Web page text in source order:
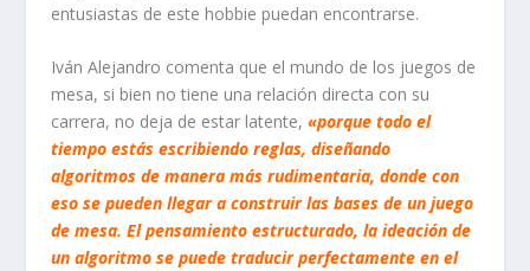
entusiastas de este hobbie puedan encontrarse.
Iván Alejandro comenta que el mundo de los juegos de
mesa, si bien no tiene una relación directa con su
carrera, no deja de estar latente, «porque todo el
tiempo estás escribiendo reglas, diseñando
algoritmos de manera más rudimentaria, donde con
eso se pueden llegar a construir las bases de un juego
de mesa. El pensamiento estructurado, la ideación de
un algoritmo se puede traducir perfectamente en el